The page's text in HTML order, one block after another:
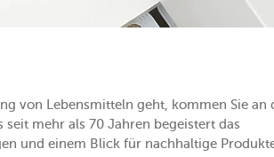
von Lebensmitteln geht, kommen Sie an
mehr als 70 Jahren begeistert das
und einem Blick für nachhaltige